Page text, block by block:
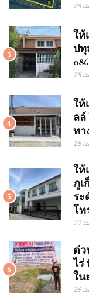
28
3
ให้
ปทุ
28
4
ให้
ลล์
ทา
28
5
ให้
ภูเ
ระ
โท
27
6
ด่ว
ไร่
ใน
26